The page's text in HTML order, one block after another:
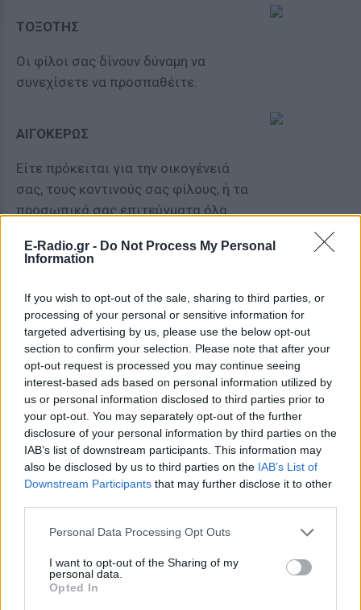
E-Radio.gr - Do Not Process My Personal
Information
If you wish to opt-out of the sale, sharing to third parties, or
processing of your personal or sensitive information for
targeted advertising by us, please use the below opt-out
section to confirm your selection. Please note that after your
opt-out request is processed you may continue seeing
interest-based ads based on personal information utilized by
us or personal information disclosed to third parties prior to
your opt-out. You may separately opt-out of the further
disclosure of your personal information by third parties on the
IAB’s list of downstream participants. This information may
also be disclosed by us to third parties on the IAB’s List of
Downstream Participants that may further disclose it to other
Personal Data Processing Opt Outs
I want to opt-out of the Sharing of my
personal data.
Opted In
ΤΟΞΟΤΗΣ
Oι φίλοι σας δίνουν δύναμη να
συνεχίσετε να προσπαθέιτε.
ΑΙΓΟΚΕΡΩΣ
Είτε πρόκειται για την οικογένειά
σας, τους κοντινούς σας φίλους, ή τα
προσωπικά σας επιτεύγματα όλα
Σήμερα αξιοποιήστε ακόμα και τις
ώρες που θα τεμπελιάζατε για κάτι
χρήσιμο!
ΙΧΘΕΙΣ
Αναγνωρίστε όσα αποτελούν την
κινητήριο δύναμή σας και διαφυλάξτε
τα σαν κόρη οφθαλμού.
ΔΙΑΦΗΜΙΣΗ